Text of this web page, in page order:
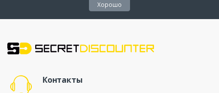
Хорошо
Контакты